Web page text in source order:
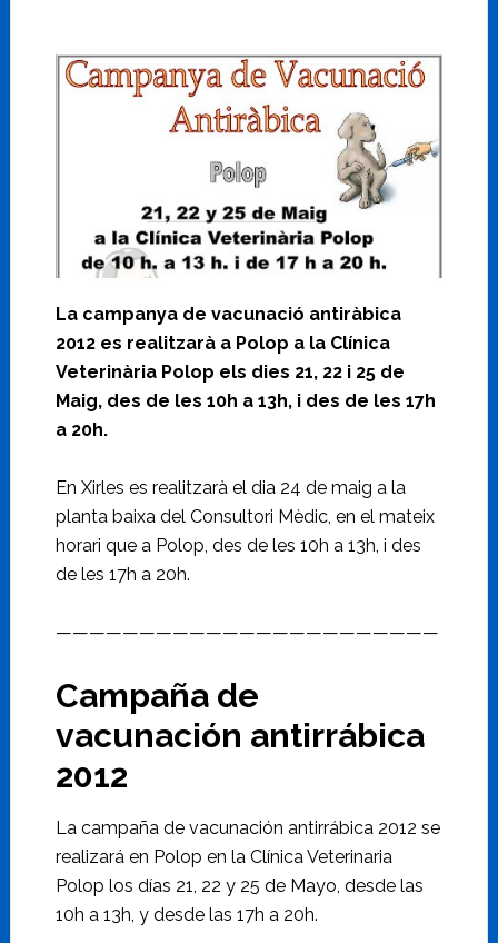
La campanya de vacunació antiràbica
2012 es realitzarà a Polop a la Clínica
Veterinària Polop els dies 21, 22 i 25 de
Maig, des de les 10h a 13h, i des de les 17h
a 20h.
En Xirles es realitzarà el dia 24 de maig a la
planta baixa del Consultori Mèdic, en el mateix
horari que a Polop, des de les 10h a 13h, i des
de les 17h a 20h.
———————————————————————
Campaña de
vacunación antirrábica
2012
La campaña de vacunación antirrábica 2012 se
realizará en Polop en la Clínica Veterinaria
Polop los días 21, 22 y 25 de Mayo, desde las
10h a 13h, y desde las 17h a 20h.